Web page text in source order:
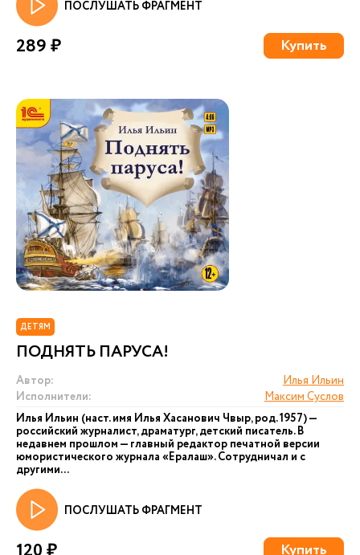
ПОСЛУШАТЬ ФРАГМЕНТ
289 ₽ Купить
ДЕТЯМ
ПОДНЯТЬ ПАРУСА!
Автор:
Илья Ильин
Исполнители:
Максим Суслов
Илья Ильин (наст. имя Илья Хасанович Чвыр, род. 1957) —
российский журналист, драматург, детский писатель. В
недавнем прошлом — главный редактор печатной версии
юмористического журнала «Ералаш». Сотрудничал и с
другими...
ПОСЛУШАТЬ ФРАГМЕНТ
Купить